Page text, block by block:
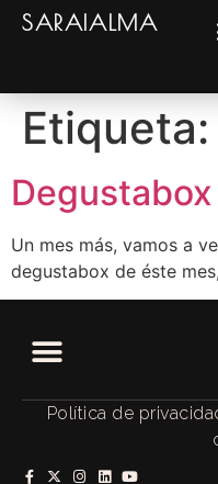
SARAIALMA
Etiqueta:
Un mes más, vamos a
degustabox de éste
Política de